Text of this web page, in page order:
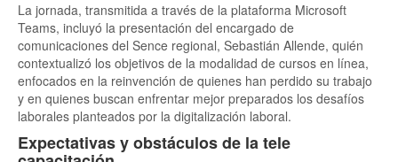
La jornada, transmitida a través de la plataforma Microsoft
Teams, incluyó la presentación del encargado de
comunicaciones del Sence regional, Sebastián Allende, quién
contextualizó los objetivos de la modalidad de cursos en línea,
enfocados en la reinvención de quienes han perdido su trabajo
y en quienes buscan enfrentar mejor preparados los desafíos
laborales planteados por la digitalización laboral.
Expectativas y obstáculos de la tele